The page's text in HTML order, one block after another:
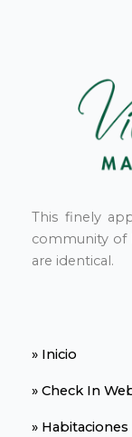
This finely
community of
are identical.
» Inicio
» Check In
» Habitaciones